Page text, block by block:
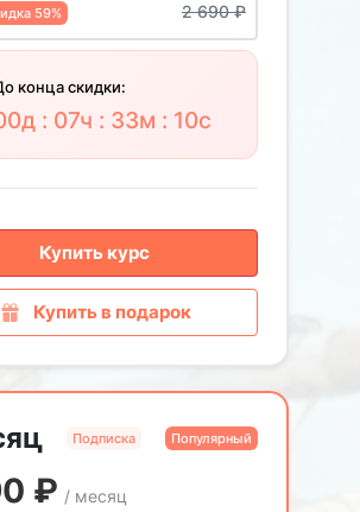
59% 2 690₽
конца скидки:
: 07ч : 33м : 09с
Купить курс
Купить в подарок
Подписка Популярный
₽ / месяц